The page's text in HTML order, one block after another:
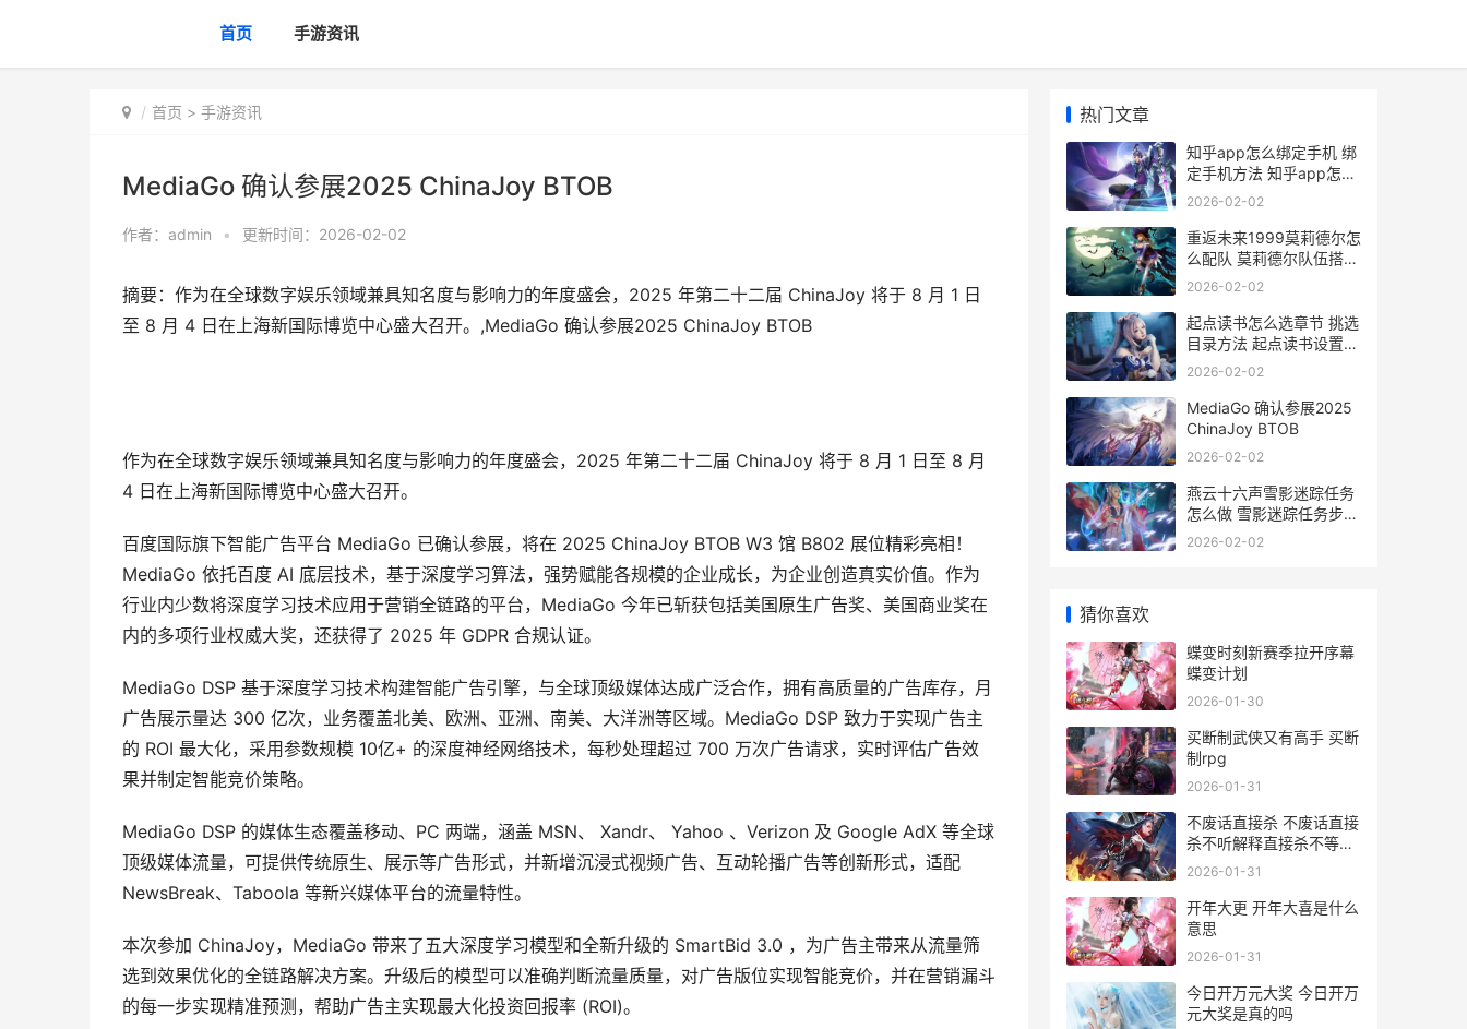
首页 手游资讯
首页 > 手游资讯
MediaGo 确认参展2025 ChinaJoy BTOB
作者： admin • 更新时间：2026-02-02
摘要：​作为在全球数字娱乐领域兼具知名度与影响力的年度盛会，2025 年第二十二届 ChinaJoy 将于 8 月 1 日
至 8 月 4 日在上海新国际博览中心盛大召开。,MediaGo 确认参展2025 ChinaJoy BTOB
作为在全球数字娱乐领域兼具知名度与影响力的年度盛会，2025 年第二十二届 ChinaJoy 将于 8 月 1 日至 8 月
4 日在上海新国际博览中心盛大召开。
百度国际旗下智能广告平台 MediaGo 已确认参展，将在 2025 ChinaJoy BTOB W3 馆 B802 展位精彩亮相！
MediaGo 依托百度 AI 底层技术，基于深度学习算法，强势赋能各规模的企业成长，为企业创造真实价值。作为
行业内少数将深度学习技术应用于营销全链路的平台，MediaGo 今年已斩获包括美国原生广告奖、美国商业奖在
内的多项行业权威大奖，还获得了 2025 年 GDPR 合规认证。
MediaGo DSP 基于深度学习技术构建智能广告引擎，与全球顶级媒体达成广泛合作，拥有高质量的广告库存，月
广告展示量达 300 亿次，业务覆盖北美、欧洲、亚洲、南美、大洋洲等区域。MediaGo DSP 致力于实现广告主
的 ROI 最大化，采用参数规模 10亿+ 的深度神经网络技术，每秒处理超过 700 万次广告请求，实时评估广告效
果并制定智能竞价策略。
MediaGo DSP 的媒体生态覆盖移动、PC 两端，涵盖 MSN、 Xandr、 Yahoo 、Verizon 及 Google AdX 等全球
顶级媒体流量，可提供传统原生、展示等广告形式，并新增沉浸式视频广告、互动轮播广告等创新形式，适配
NewsBreak、Taboola 等新兴媒体平台的流量特性。
本次参加 ChinaJoy，MediaGo 带来了五大深度学习模型和全新升级的 SmartBid 3.0 ，为广告主带来从流量筛
选到效果优化的全链路解决方案。升级后的模型可以准确判断流量质量，对广告版位实现智能竞价，并在营销漏斗
的每一步实现精准预测，帮助广告主实现最大化投资回报率 (ROI)。
热门文章
知乎app怎么绑定手机 绑
定手机方法 知乎app怎么
绑定微信
2026-02-02
重返未来1999莫莉德尔怎
么配队 莫莉德尔队伍搭配
推荐 重返未来1999
2026-02-02
起点读书怎么选章节 挑选
目录方法 起点读书设置在
哪里
2026-02-02
MediaGo 确认参展2025
ChinaJoy BTOB
2026-02-02
燕云十六声雪影迷踪任务
怎么做 雪影迷踪任务步骤
攻略 燕云十六州拼音
2026-02-02
猜你喜欢
蝶变时刻新赛季拉开序幕
蝶变计划
2026-01-30
买断制武侠又有高手 买断
制rpg
2026-01-31
不废话直接杀 不废话直接
杀不听解释直接杀不等说
话直接杀
2026-01-31
开年大更 开年大喜是什么
意思
2026-01-31
今日开万元大奖 今日开万
元大奖是真的吗